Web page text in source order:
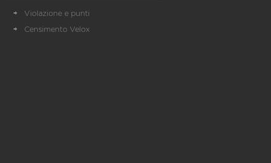
Violazione e punti
Censimento Velox